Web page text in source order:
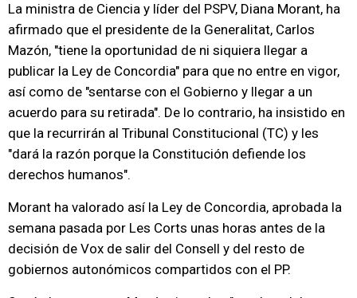
La ministra de Ciencia y líder del PSPV, Diana Morant, ha
afirmado que el presidente de la Generalitat, Carlos
Mazón, "tiene la oportunidad de ni siquiera llegar a
publicar la Ley de Concordia" para que no entre en vigor,
así como de "sentarse con el Gobierno y llegar a un
acuerdo para su retirada". De lo contrario, ha insistido en
que la recurrirán al Tribunal Constitucional (TC) y les
"dará la razón porque la Constitución defiende los
derechos humanos".
Morant ha valorado así la Ley de Concordia, aprobada la
semana pasada por Les Corts unas horas antes de la
decisión de Vox de salir del Consell y del resto de
gobiernos autonómicos compartidos con el PP.